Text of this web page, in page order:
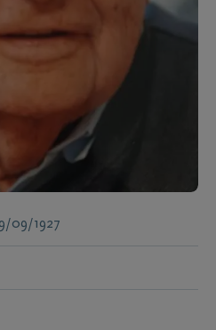
09/1927